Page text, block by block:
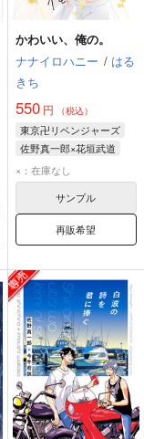
かわいい、俺の。
ナナイロハニー / はる
きち
550円 （税込）
東京卍リベンジャーズ
佐野真一郎×花垣武道
佐野真一郎
×：在庫なし
サンプル
再販希望